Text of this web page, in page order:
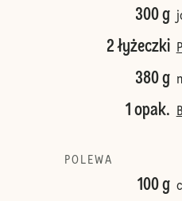
300 g
2 łyżeczki
380 g
1 opak.
POLEWA
100 g